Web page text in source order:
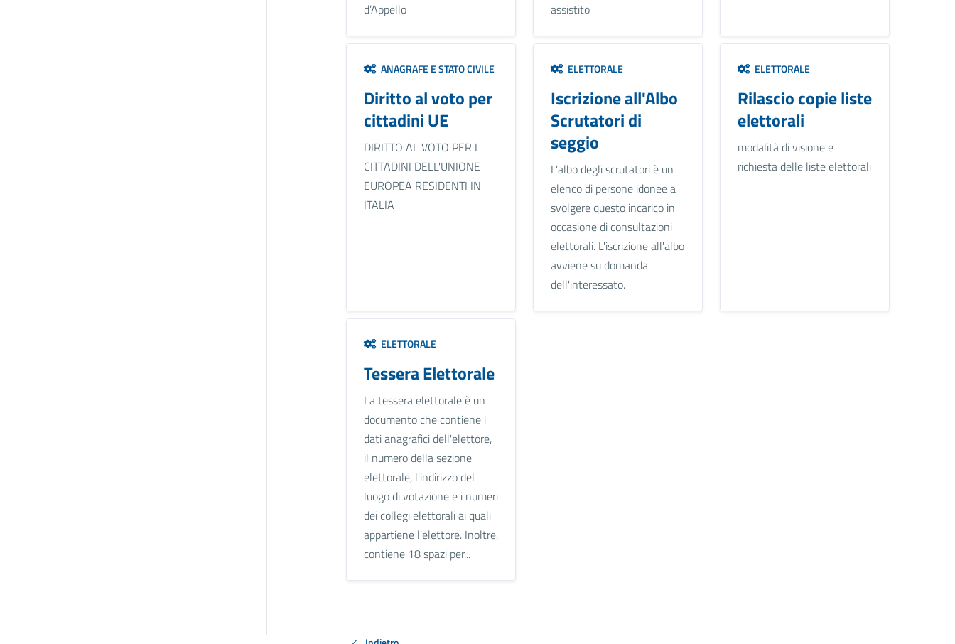
d’Appello
assistito
ANAGRAFE E STATO CIVILE
Diritto al voto per
cittadini UE
DIRITTO AL VOTO PER I
CITTADINI DELL'UNIONE
EUROPEA RESIDENTI IN
ITALIA
ELETTORALE
Iscrizione all'Albo
Scrutatori di
seggio
L'albo degli scrutatori è un
elenco di persone idonee a
svolgere questo incarico in
occasione di consultazioni
elettorali. L'iscrizione all'albo
avviene su domanda
dell'interessato.
ELETTORALE
Rilascio copie liste
elettorali
modalità di visione e
richiesta delle liste elettorali
ELETTORALE
Tessera Elettorale
La tessera elettorale è un
documento che contiene i
dati anagrafici dell'elettore,
il numero della sezione
elettorale, l'indirizzo del
luogo di votazione e i numeri
dei collegi elettorali ai quali
appartiene l'elettore. Inoltre,
contiene 18 spazi per...